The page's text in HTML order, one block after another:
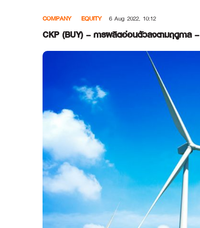
COMPANY EQUITY 6 Aug 2022, 10:12
CKP (BUY) – การผลิตอ่อนตัวลงตามฤดูกาล